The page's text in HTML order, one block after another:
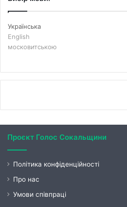
Українська
English
московитською
Проєкт Голос Сокальщини
Політика конфіденційності
Про нас
Умови співпраці